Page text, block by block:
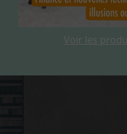
Voir les